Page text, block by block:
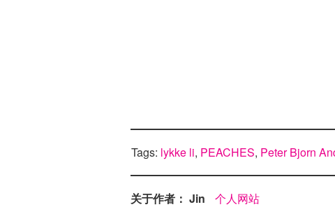
Tags: lykke li, PEACHES, Peter Bjorn
关于作者： Jin 个人网站